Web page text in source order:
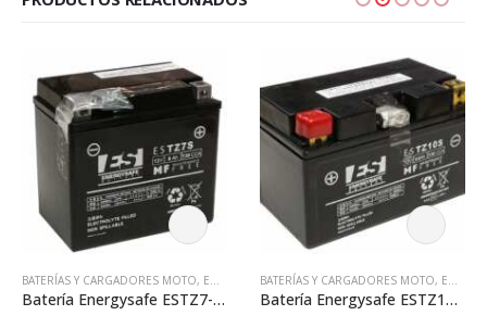
BATERÍAS Y CARGADORES MOTO, ENERGY SAFE
Batería Energysafe ESTZ7-S Precargada
BATERÍAS Y CARGADORES MOTO, ENERGY SAFE
Batería Energysafe ESTZ10-S Precargada